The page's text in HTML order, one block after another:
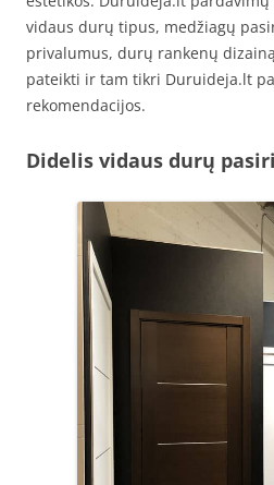
vidaus durų tipus, medžiagų
privalumus, durų rankenų
pateikti ir tam tikri Duruideja.lt
rekomendacijos.
Didelis vidaus durų